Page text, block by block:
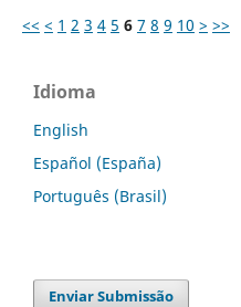
<< < 1 2 3 4 5 6 7 8 9 10 > >>
Idioma
English
Español (España)
Português (Brasil)
Enviar Submissão